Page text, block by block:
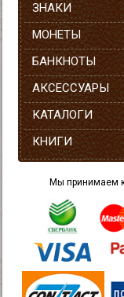
ЗНАКИ
МОНЕТЫ
БАНКНОТЫ
АКСЕССУАРЫ
КАТАЛОГИ
КНИГИ
Мы принимаем